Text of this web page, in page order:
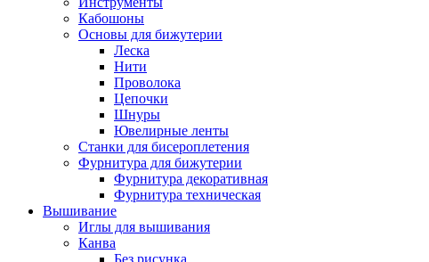
Кабошоны
Основы для бижутерии
Леска
Нити
Проволока
Цепочки
Шнуры
Ювелирные ленты
Станки для бисероплетения
Фурнитура для бижутерии
Фурнитура декоративная
Фурнитура техническая
Вышивание
Иглы для вышивания
Канва
Без рисунка